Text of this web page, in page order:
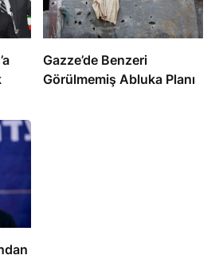
​​​​​​​Gazze’de Benzeri
Görülmemiş Abluka Planı